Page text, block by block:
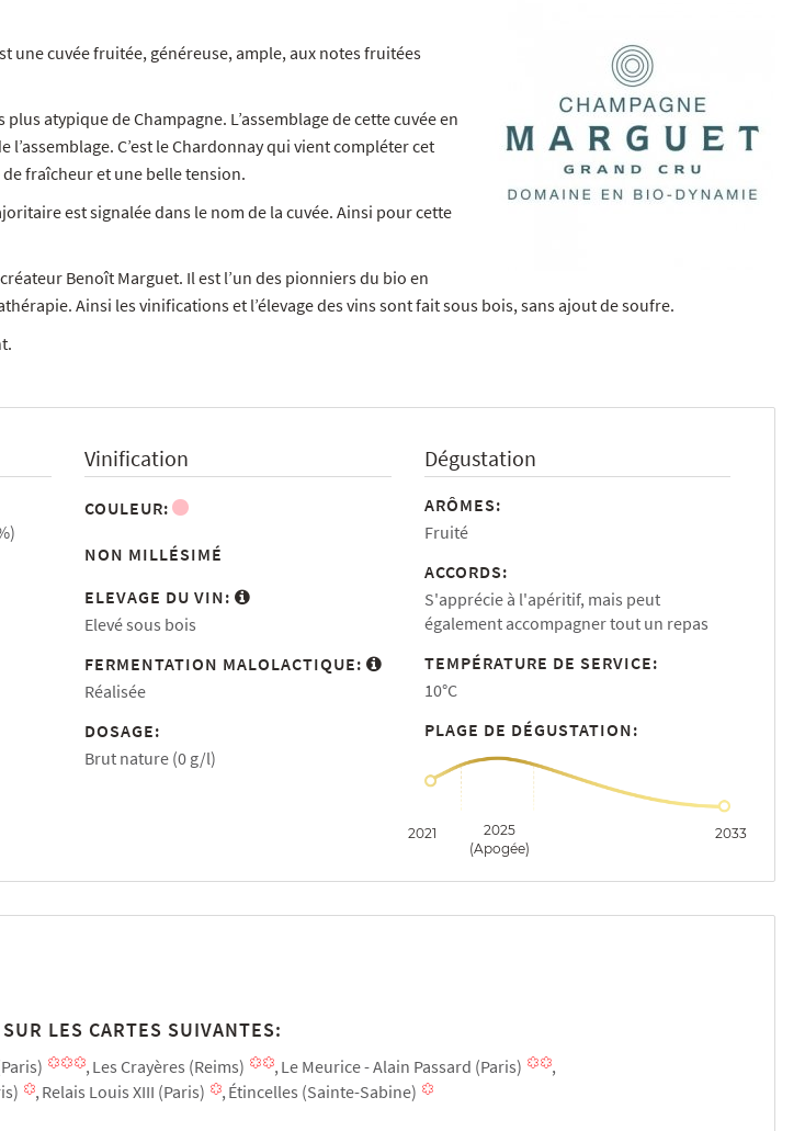
une cuvée fruitée, généreuse, ample, aux notes fruitées
atypique de Champagne. L’assemblage de cette cuvée en
C’est le Chardonnay qui vient compléter cet
fraîcheur et une belle tension.
est signalée dans le nom de la cuvée. Ainsi pour cette
Benoît Marguet. Il est l’un des pionniers du bio en
Ainsi les vinifications et l’élevage des vins sont fait sous bois, sans ajout de soufre.
Vinification
COULEUR:
NON MILLÉSIMÉ
ELEVAGE DU VIN:
Elevé sous bois
FERMENTATION MALOLACTIQUE:
Réalisée
DOSAGE:
Brut nature (0 g/l)
Dégustation
ARÔMES:
Fruité
ACCORDS:
S'apprécie à l'apéritif, mais peut
également accompagner tout un repas
TEMPÉRATURE DE SERVICE:
10°C
PLAGE DE DÉGUSTATION:
2021
2025
(Apogée)
2033
LES CARTES SUIVANTES:
Les Crayères (Reims)
Le Meurice - Alain Passard (Paris)
Relais Louis XIII (Paris) Étincelles (Sainte-Sabine)